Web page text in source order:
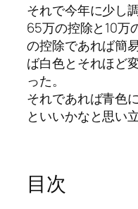
それで今年に少し
65万の控除と10万
の控除であれば簡
ば白色とそれほど
った。
それであれば青色
といいかなと思い
目次